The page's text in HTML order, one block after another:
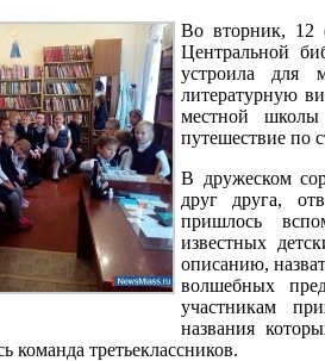
Во вторник, 12
Центральной
устроила для
литературную
местной школы
путешествие по
В дружеском
друг друга,
пришлось
известных
описанию,
волшебных
участникам
названия
команда третьеклассников.